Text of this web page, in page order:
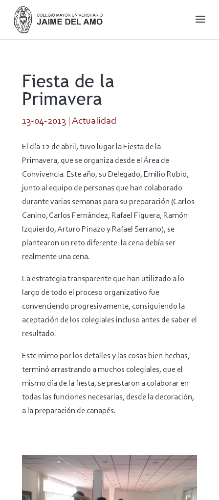
Fiesta de la
Primavera
13-04-2013| Actualidad
El día 12 de abril, tuvo lugar la Fiesta de la
Primavera, que se organiza desde el Área de
Convivencia. Este año, su Delegado, Emilio Rubio,
junto al equipo de personas que han colaborado
durante varias semanas para su preparación (Carlos
Canino, Carlos Fernández, Rafael Figuera, Ramón
Izquierdo, Arturo Pinazo y Rafael Serrano), se
plantearon un reto diferente: la cena debía ser
realmente una cena.
La estrategia transparente que han utilizado a lo
largo de todo el proceso organizativo fue
convenciendo progresivamente, consiguiendo la
aceptación de los colegiales incluso antes de saber el
resultado.
Este mimo por los detalles y las cosas bien hechas,
terminó arrastrando a muchos colegiales, que el
mismo día de la fiesta, se prestaron a colaborar en
todas las funciones necesarias, desde la decoración,
a la preparación de canapés.